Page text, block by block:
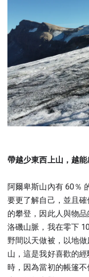
帶越少東西上山，越
阿爾卑斯山內有 60％
要更了解自己，並且
的攀登，因此人與物品
洛磯山脈，我在零下
野間以天做被，以地
山，這是我好喜歡的
時，因為當初的帳篷